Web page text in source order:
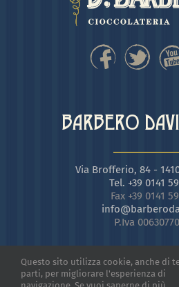
BARBERO
Via Brofferio, 84 -
Tel. +39 0141
Fax +39 0141
P.Iva
Questo sito utilizza cookie, anche di
parti, per migliorare l'esperienza di